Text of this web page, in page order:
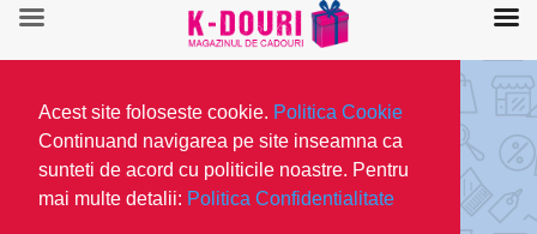
Acest site foloseste cookie. Politica Cookie
Continuand navigarea pe site inseamna ca
sunteti de acord cu politicile noastre. Pentru
mai multe detalii: Politica Confidentialitate